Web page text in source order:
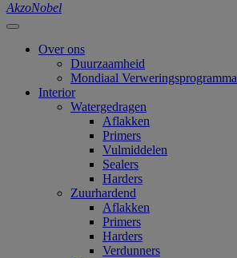
AkzoNobel
Over ons
Duurzaamheid
Mondiaal Verweringsprogramma
Interior
Watergedragen
Aflakken
Primers
Vulmiddelen
Sealers
Harders
Zuurhardend
Aflakken
Primers
Harders
Verdunners